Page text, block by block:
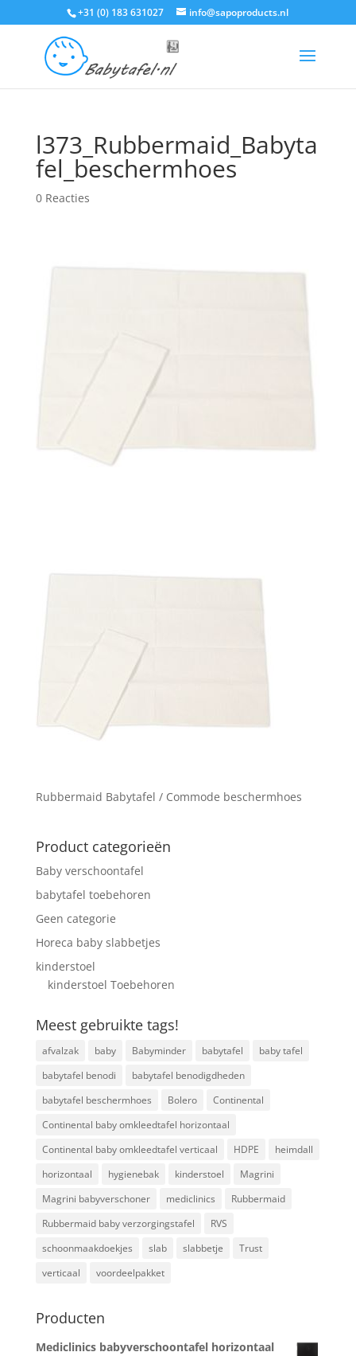
+31 (0) 183 631027 info@sapoproducts.nl
l373_Rubbermaid_Babyta
fel_beschermhoes
0 Reacties
Rubbermaid Babytafel / Commode beschermhoes
Product categorieën
Baby verschoontafel
babytafel toebehoren
Geen categorie
Horeca baby slabbetjes
kinderstoel
kinderstoel Toebehoren
Meest gebruikte tags!
afvalzak baby Babyminder babytafel
baby tafel
babytafel benodi
babytafel benodigdheden
babytafel beschermhoes
Bolero
Continental
Continental baby omkleedtafel horizontaal
Continental baby omkleedtafel verticaal
HDPE
heimdall
horizontaal
hygienebak kinderstoel
Magrini
Magrini babyverschoner
mediclinics
Rubbermaid
Rubbermaid baby verzorgingstafel
RVS
schoonmaakdoekjes
slab slabbetje
Trust
verticaal
voordeelpakket
Producten
Mediclinics babyverschoontafel horizontaal